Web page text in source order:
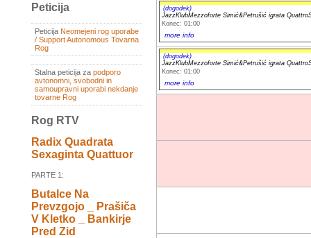
Peticija
Peticija Neomejeni rog uporabe
/ Support Autonomous Tovarna
Rog
Stalna peticija za podporo
avtonomni, svobodni in
samoupravni uporabi nekdanje
tovarne Rog
Rog RTV
Radix Quadrata
Sexaginta Quattuor
PARTE 1:
Butalce Na
Prevzgojo _ Prašiča
V Kletko _ Bankirje
Pred Zid
(dogodek)
JazzKlubMezzoforte Simić&Petrušić igrata
Konec: 01:00
more info
(dogodek)
JazzKlubMezzoforte Simić&Petrušić igrata
Konec: 01:00
more info